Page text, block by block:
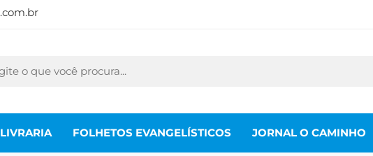
LIVRARIA FOLHETOS EVANGELÍSTICOS JORNAL O CAMINHO